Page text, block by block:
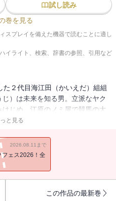
試し読み
巻を見る
スプレイを備えた機器で読むことに適し
イライト、検索、辞書の参照、引用など
２代目海江田（かいえだ）組組
）は未来を知る男。立派なヤク
じめ、江原のノミ屋で競馬の大
っこうに支払われてない。そん
と見る
2026.08.11まで
フェス2026！全
この作品の最新巻